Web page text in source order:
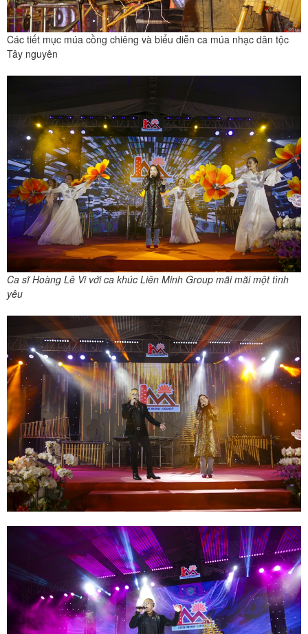
Các tiết mục múa cồng chiêng và biểu diễn ca múa nhạc dân tộc
Tây nguyên
Ca sĩ Hoàng Lê Vi với ca khúc Liên Minh Group mãi mãi một tình
yêu